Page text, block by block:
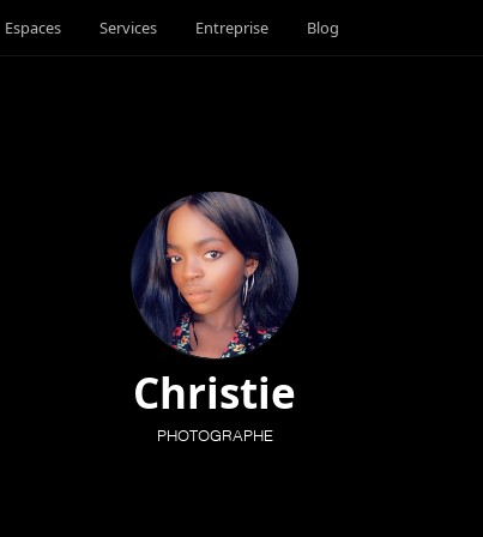
Christie
PHOTOGRAPHE
Espaces Services Entreprise Blog